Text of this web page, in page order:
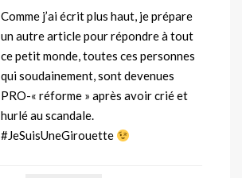
Comme j’ai écrit plus haut, je prépare
un autre article pour répondre à tout
ce petit monde, toutes ces personnes
qui soudainement, sont devenues
PRO-« réforme » après avoir crié et
hurlé au scandale.
#JeSuisUneGirouette